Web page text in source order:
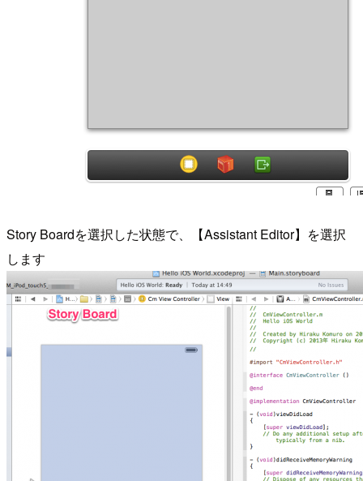
Story Boardを選択した状態で、【Assistant Editor】を選択
します